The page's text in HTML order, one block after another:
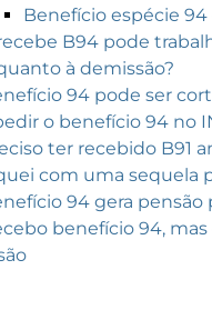
Benefício espécie
B94 pode
à demissão?
94 pode ser
o benefício 94 no
ter recebido B91
com uma sequela
94 gera pensão
benefício 94,